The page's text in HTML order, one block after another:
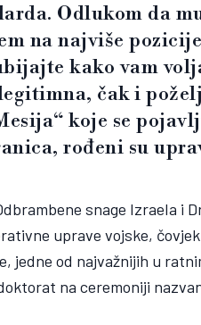
Odlukom da
na najviše
kako vam
čak i
koje se
rođeni su
snage Izraela i
uprave vojske,
jedne od najvažnijih u
na ceremoniji